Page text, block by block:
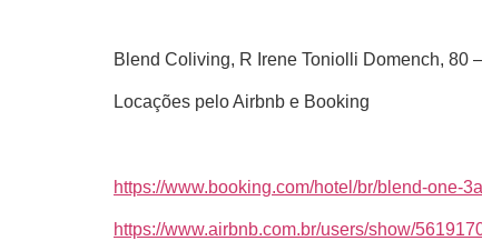
Blend Coliving, R Irene Toniolli Domench, 80
Locações pelo Airbnb e Booking
https://www.booking.com/hotel/br/blend-one-
https://www.airbnb.com.br/users/show/